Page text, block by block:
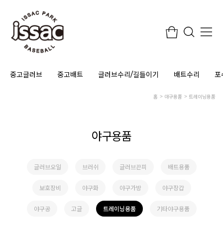
중고글러브 중고배트 글러브수리/길들이기 배트수리 포
홈 야구용품 트레이닝용품
야구용품
글러브오일 브러쉬 글러브끈피 배트용품
보호장비 야구화 야구가방 야구장갑
야구공 고글 트레이닝용품 기타야구용품